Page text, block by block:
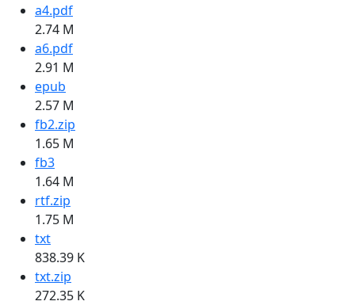
a4.pdf
2.74 M
a6.pdf
2.91 M
epub
2.57 M
fb2.zip
1.65 M
fb3
1.64 M
rtf.zip
1.75 M
txt
838.39 K
txt.zip
272.35 K